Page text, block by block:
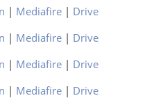
| Mediafire | Drive
| Mediafire | Drive
| Mediafire | Drive
| Mediafire | Drive